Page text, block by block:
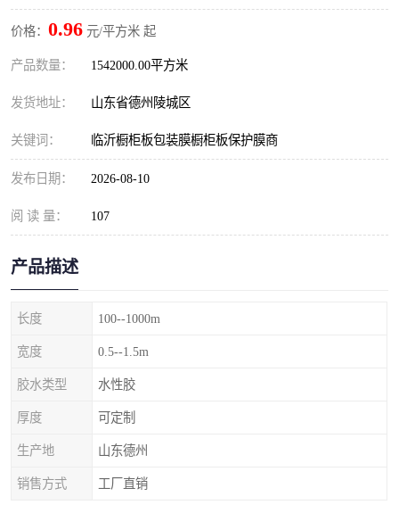
价格： 0.96 元/平方米 起
产品数量： 1542000.00平方米
发货地址： 山东省德州陵城区
关键词： 临沂橱柜板包装膜橱柜板保护膜商
发布日期： 2026-08-10
阅 读 量： 107
产品描述
长度 100--1000m
宽度 0.5--1.5m
胶水类型 水性胶
厚度 可定制
生产地 山东德州
销售方式 工厂直销